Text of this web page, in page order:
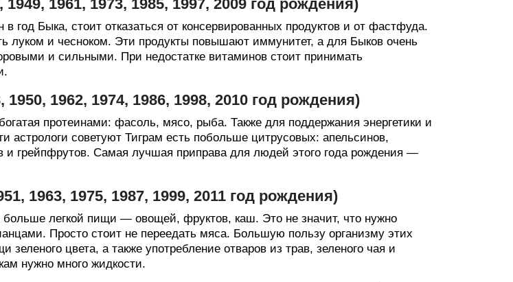
1961, 1973, 1985, 1997, 2009 год рождения)
год Быка, стоит отказаться от консервированных продуктов и от фастфуда.
луком и чесноком. Эти продукты повышают иммунитет, а для Быков очень
и сильными. При недостатке витаминов стоит принимать
1950, 1962, 1974, 1986, 1998, 2010 год рождения)
протеинами: фасоль, мясо, рыба. Также для поддержания энергетики и
астрологи советуют Тиграм есть побольше цитрусовых: апельсинов,
и грейпфрутов. Самая лучшая приправа для людей этого года рождения —
1963, 1975, 1987, 1999, 2011 год рождения)
больше легкой пищи — овощей, фруктов, каш. Это не значит, что нужно
Просто стоит не переедать мяса. Большую пользу организму этих
зеленого цвета, а также употребление отваров из трав, зеленого чая и
нужно много жидкости.